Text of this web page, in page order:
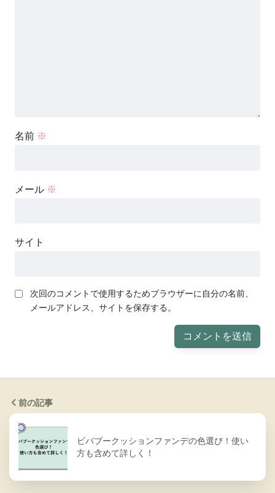
名前 ※
メール ※
サイト
次回のコメントで使用するためブラウザーに自分の名前、
メールアドレス、サイトを保存する。
前の記事
ビバブークッションファンデの色選び！使い
方も含めて詳しく！